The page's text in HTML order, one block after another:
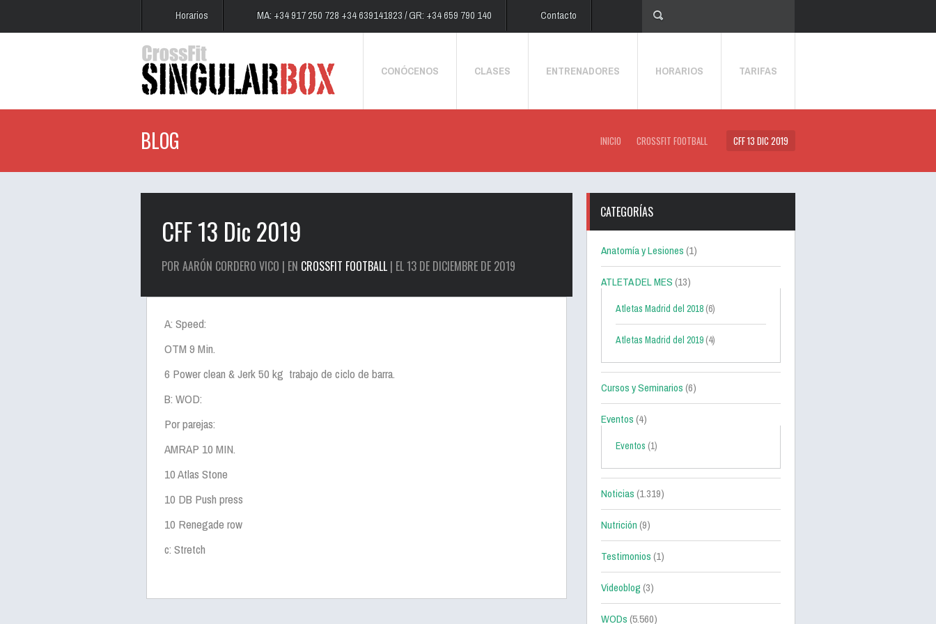
Horarios MA: +34 917 250 728 +34 639141823 / GR: +34 659 790 140 Contacto
CONÓCENOS CLASES ENTRENADORES HORARIOS TARIFAS
BLOG INICIO CROSSFIT FOOTBALL CFF 13 DIC 2019
CFF 13 Dic 2019
POR AARÓN CORDERO VICO | EN CROSSFIT FOOTBALL | EL 13 DE DICIEMBRE DE 2019
A: Speed:
OTM 9 Min.
6 Power clean & Jerk 50 kg trabajo de ciclo de barra.
B: WOD:
Por parejas:
AMRAP 10 MIN.
10 Atlas Stone
10 DB Push press
10 Renegade row
c: Stretch
CATEGORÍAS
Anatomía y Lesiones(1)
ATLETA DEL MES(13)
Atletas Madrid del 2018 (6)
Atletas Madrid del 2019 (4)
Cursos y Seminarios(6)
Eventos(4)
Eventos (1)
Noticias(1.319)
Nutrición(9)
Testimonios(1)
Videoblog(3)
WODs(5.560)